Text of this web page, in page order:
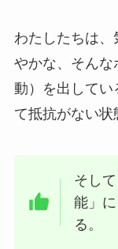
わたしたちは、
やかな、そんな
動）を出してい
て抵抗がない状
そし
能」
る。